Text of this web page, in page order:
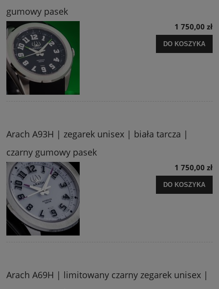
gumowy pasek
1 750,00 zł
DO KOSZYKA
Arach A93H | zegarek unisex | biała tarcza |
czarny gumowy pasek
1 750,00 zł
DO KOSZYKA
Arach A69H | limitowany czarny zegarek unisex |